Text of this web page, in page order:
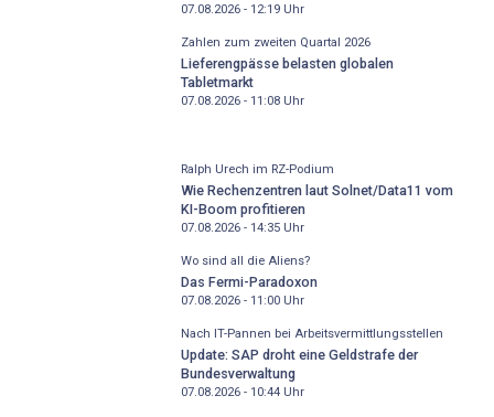
07.08.2026 - 12:19Uhr
Zahlen zum zweiten Quartal 2026
Lieferengpässe belasten globalen
Tabletmarkt
07.08.2026 - 11:08Uhr
Ralph Urech im RZ-Podium
Wie Rechenzentren laut Solnet/Data11 vom
KI-Boom profitieren
07.08.2026 - 14:35Uhr
Wo sind all die Aliens?
Das Fermi-Paradoxon
07.08.2026 - 11:00Uhr
Nach IT-Pannen bei Arbeitsvermittlungsstellen
Update: SAP droht eine Geldstrafe der
Bundesverwaltung
07.08.2026 - 10:44Uhr